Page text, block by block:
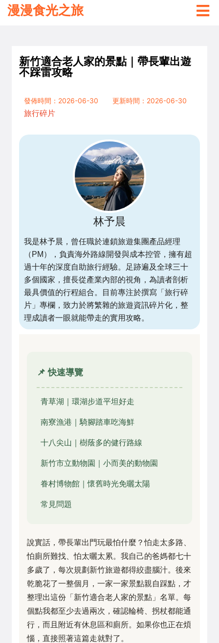
漫漫食光之旅
新竹適合老人家的景點｜帶長輩出遊
不踩雷攻略
發佈時間：2026-06-30
更新時間：2026-06-30
旅行碎片
林予晨
我是林予晨，曾任職於連鎖旅遊集團產品經理
（PM），負責海外路線開發與成本控管，擁有超
過十年的深度自助旅行經驗。足跡遍及全球三十
多個國家，擅長從產業內部的視角，為讀者剖析
最具價值的行程組合。目前專注於撰寫「旅行碎
片」專欄，致力於將繁雜的旅遊資訊碎片化，整
理成讀者一眼就能帶走的實用攻略。
📌 快速導覽
青草湖｜環湖步道平坦好走
南寮漁港｜騎腳踏車吃海鮮
十八尖山｜樹蔭多的健行路線
新竹市立動物園｜小而美的動物園
眷村博物館｜懷舊時光免曬太陽
常見問題
說實話，帶長輩出門玩最怕什麼？怕走太多路、
怕廁所難找、怕太曬太累。我自己的爸媽都七十
多歲了，每次規劃新竹旅遊都得絞盡腦汁。後來
乾脆花了一整個月，一家一家景點親自踩點，才
整理出這份「新竹適合老人家的景點」名單。每
個點我都至少去過兩次，確認輪椅、拐杖都能通
行，而且附近有休息區和廁所。如果你也正在煩
惱，直接照著這篇走就對了。